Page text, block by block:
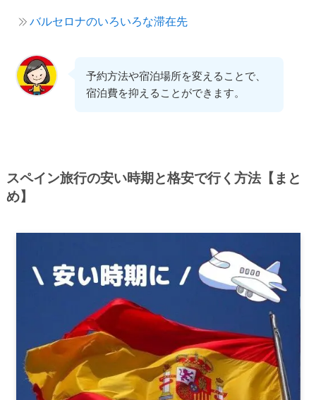
バルセロナのいろいろな滞在先
予約方法や宿泊場所を変えることで、
宿泊費を抑えることができます。
スペイン旅行の安い時期と格安で行く方法【まと
め】